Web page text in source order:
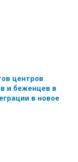
центров
и беженцев в
в новое